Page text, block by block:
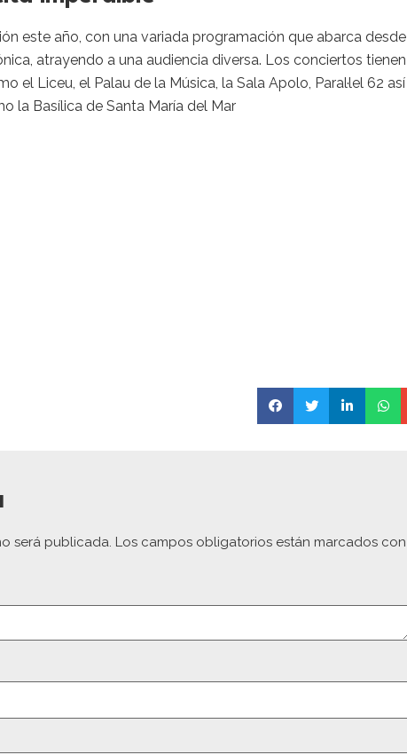
este año, con una variada programación que abarca desde
atrayendo a una audiencia diversa. Los conciertos tienen
el Liceu, el Palau de la Música, la Sala Apolo, Paral·lel 62 así
la Basílica de Santa María del Mar
será publicada. Los campos obligatorios están marcados con